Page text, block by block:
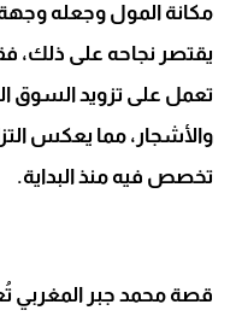
مكانة المول وجعله
يقتصر نجاحه على
تعمل على تزويد السوق
والأشجار، مما يعكس
تخصص فيه منذ البداية.
قصة محمد جبر المغربي